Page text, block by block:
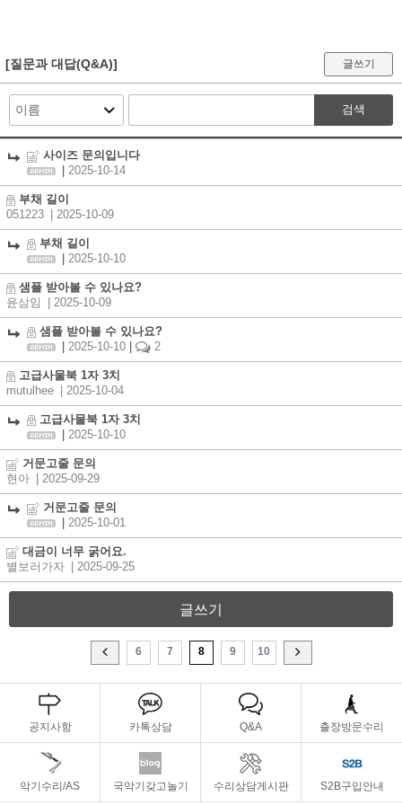
[질문과 대답(Q&A)] 글쓰기
검색
사이즈 문의입니다
2025-10-14
부채 길이
051223
| 2025-10-09
부채 길이
2025-10-10
샘플 받아볼 수 있나요?
윤삼임
| 2025-10-09
샘플 받아볼 수 있나요?
2025-10-10 2
고급사물북 1자 3치
mutulhee
| 2025-10-04
고급사물북 1자 3치
2025-10-10
거문고줄 문의
현아
| 2025-09-29
거문고줄 문의
2025-10-01
대금이 너무 굵어요.
별보러가자
| 2025-09-25
글쓰기
6 7 8 9 10
공지사항 카톡상담 Q&A 출장방문수리
악기수리/AS 국악기갖고놀기 수리상담게시판 S2B구입안내